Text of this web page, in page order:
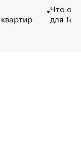
Что
для